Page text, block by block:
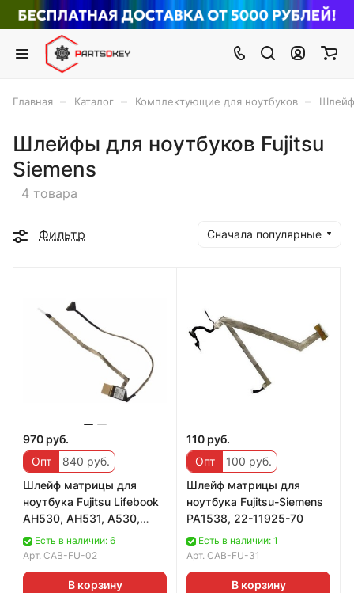
Главная Каталог Комплектующие для ноутбуков
Шлейфы для ноутбуков Fujitsu
Siemens
4 товара
Фильтр Сначала популярные
970 руб.
Опт
840 руб.
Шлейф матрицы для
ноутбука Fujitsu Lifebook
AH530, AH531, A530,
A531, DDFH2ALC010
Версия 2
Есть в наличии: 6
Арт. CAB-FU-02
В корзину
110 руб.
Опт
100 руб.
Шлейф матрицы для
ноутбука Fujitsu-Siemens
PA1538, 22-11925-70
Есть в наличии: 1
Арт. CAB-FU-31
В корзину